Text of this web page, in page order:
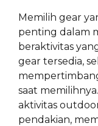
Memilih gear
penting dalam
beraktivitas
gear tersedia,
saat
aktivitas
pendakian,